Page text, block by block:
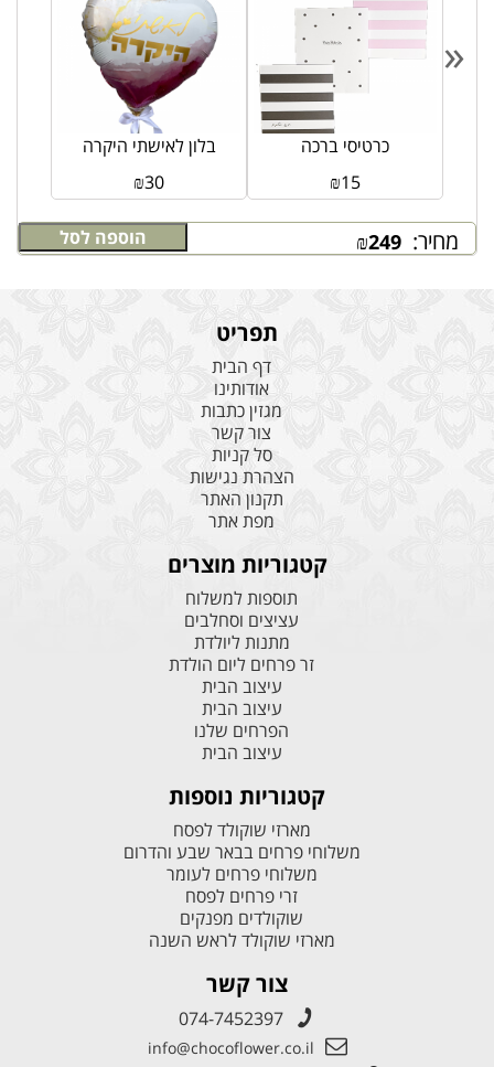
מחיר: ₪249 הוספה לסל
בלון לאישתי היקרה
₪30
כרטיסי ברכה
₪15
«
תפריט
דף הבית
אודותינו
מגזין כתבות
צור קשר
סל קניות
הצהרת נגישות
תקנון האתר
מפת אתר
קטגוריות מוצרים
תוספות למשלוח
עציצים וסחלבים
מתנות ליולדת
זר פרחים ליום הולדת
עיצוב הבית
עיצוב הבית
הפרחים שלנו
עיצוב הבית
קטגוריות נוספות
מארזי שוקולד לפסח
משלוחי פרחים בבאר שבע והדרום
משלוחי פרחים לעומר
זרי פרחים לפסח
שוקולדים מפנקים
מארזי שוקולד לראש השנה
צור קשר
074-7452397
info@chocoflower.co.il